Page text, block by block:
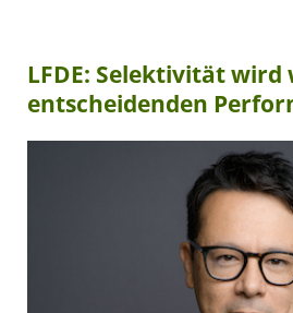
LFDE: Selektivität wird
entscheidenden